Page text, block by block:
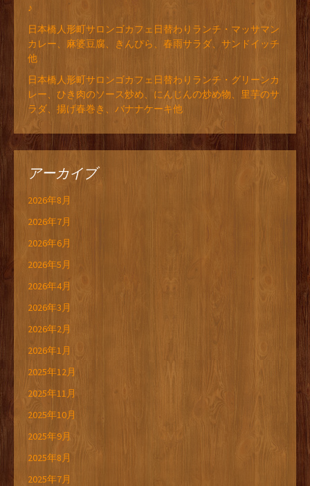
♪
日本橋人形町サロンゴカフェ日替わりランチ・マッサマン
カレー、麻婆豆腐、きんぴら、春雨サラダ、サンドイッチ
他
日本橋人形町サロンゴカフェ日替わりランチ・グリーンカ
レー、ひき肉のソース炒め、にんじんの炒め物、里芋のサ
ラダ、揚げ春巻き、バナナケーキ他
アーカイブ
2026年8月
2026年7月
2026年6月
2026年5月
2026年4月
2026年3月
2026年2月
2026年1月
2025年12月
2025年11月
2025年10月
2025年9月
2025年8月
2025年7月